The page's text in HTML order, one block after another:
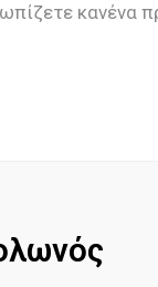
κανένα